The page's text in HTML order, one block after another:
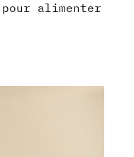
alimenter